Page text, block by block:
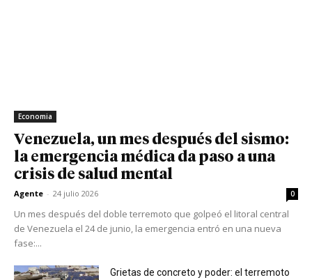
Economia
Venezuela, un mes después del sismo:
la emergencia médica da paso a una
crisis de salud mental
Agente - 24 julio 2026 0
Un mes después del doble terremoto que golpeó el litoral central
de Venezuela el 24 de junio, la emergencia entró en una nueva
fase:...
Grietas de concreto y poder: el terremoto